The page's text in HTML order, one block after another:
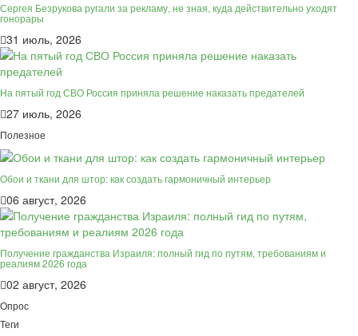
Сергея Безрукова ругали за рекламу, не зная, куда действительно уходят
гонорары
31 июль, 2026
На пятый год СВО Россия приняла решение наказать предателей
27 июль, 2026
Полезное
Обои и ткани для штор: как создать гармоничный интерьер
06 август, 2026
Получение гражданства Израиля: полный гид по путям, требованиям и
реалиям 2026 года
02 август, 2026
Опрос
Теги